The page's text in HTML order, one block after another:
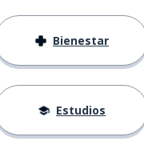
Bienestar
Estudios